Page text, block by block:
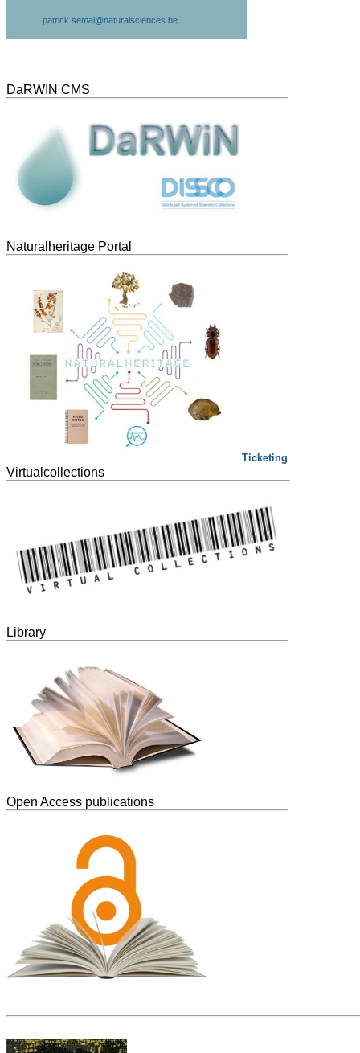
patrick.semal@naturalsciences.be
DaRWIN CMS
Naturalheritage Portal
Ticketing
Virtualcollections
Library
Open Access publications